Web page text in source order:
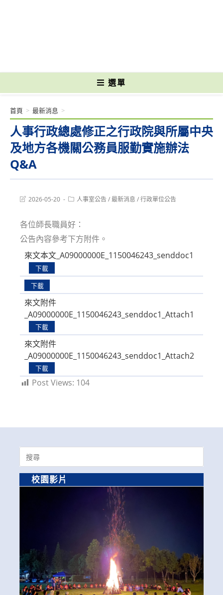
選單
人事行政總處修正之行政院與所屬中央
及地方各機關公務員服勤實施辦法
Q&A
首頁 > 最新消息 >
Post2026-05-20
Post人事室公告/最新消息 /行政單位公告
各位師長職員好：
公告內容參考下方附件。
來文本文_A09000000E_1150046243_senddoc1
下載
下載
來文附件
_A09000000E_1150046243_senddoc1_Attach1
下載
來文附件
_A09000000E_1150046243_senddoc1_Attach2
下載
Post Views: 104
Search
for:
校園影片